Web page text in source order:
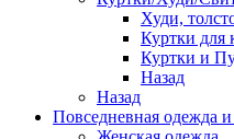
Худи,
Куртки для
Куртки и
Назад
Назад
Повседневная одежда и